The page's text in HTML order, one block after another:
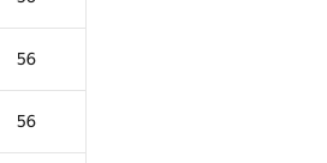
56
56
43
44